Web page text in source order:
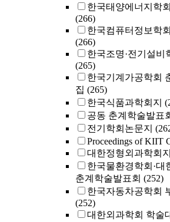
한국태양에너지학
(266)
한국컴퓨터정보학
(266)
한국조명·전기설비
(265)
한국기계가공학회
집 (265)
한국식품과학회지
공동 춘계학술발표
전기학회논문지
Proceedings of KIIT
대한정형외과학회지
한국물환경학회·대
춘계학술발표회 (252)
한국자동차공학회
(252)
대한외과학회 학술